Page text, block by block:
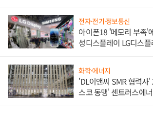
전자·전기·정보통신
아이폰18 '메모리 부족'
성디스플레이 LG디스
화학·에너지
'DL이앤씨 SMR 협력사
스코 동맹' 센트러스에